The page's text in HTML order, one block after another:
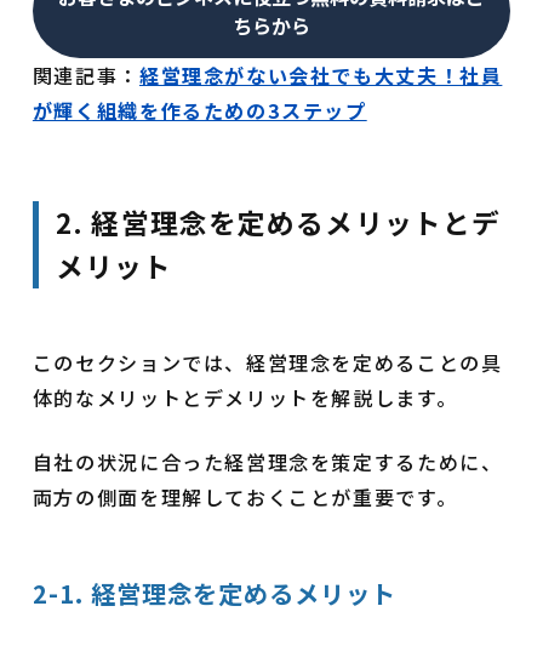
ちらから
関連記事： 経営理念がない会社でも大丈夫！社員
が輝く組織を作るための3ステップ
2. 経営理念を定めるメリットとデ
メリット
このセクションでは、経営理念を定めることの具
体的なメリットとデメリットを解説します。
自社の状況に合った経営理念を策定するために、
両方の側面を理解しておくことが重要です。
2-1. 経営理念を定めるメリット